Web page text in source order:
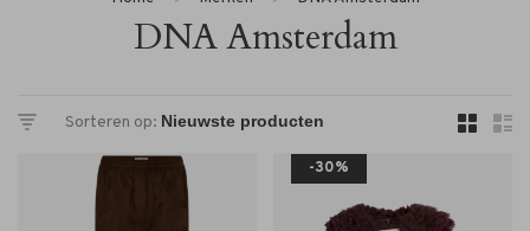
DNA Amsterdam
Sorteren op:
-30%